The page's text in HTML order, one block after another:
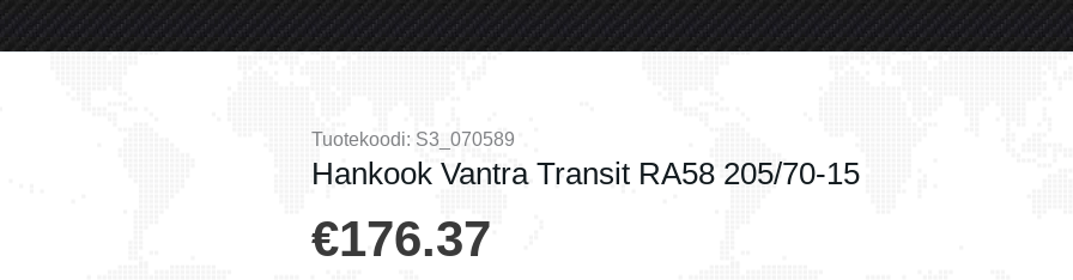
Tuotekoodi: S3_070589
Hankook Vantra Transit RA58 205/70-15
€176.37